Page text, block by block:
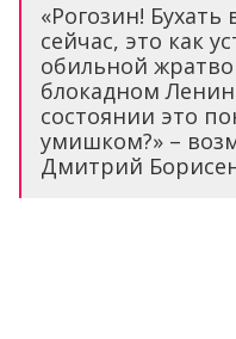
«Рогозин!
сейчас, это как
обильной
блокадном
состоянии это
умишком?» –
Дмитрий